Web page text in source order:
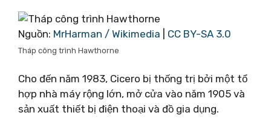
Nguồn: MrHarman / Wikimedia CC BY-SA 3.0
Tháp công trình Hawthorne
Cho đến năm 1983, Cicero bị thống trị bởi một tổ
hợp nhà máy rộng lớn, mở cửa vào năm 1905 và
sản xuất thiết bị điện thoại và đồ gia dụng.